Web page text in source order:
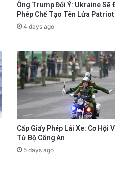
Ông Trump Đổi Ý: Ukraine Sẽ
Phép Chế Tạo Tên Lửa Patriot!
4 days ago
Cấp Giấy Phép Lái Xe: Cơ Hội
Từ Bộ Công An
5 days ago